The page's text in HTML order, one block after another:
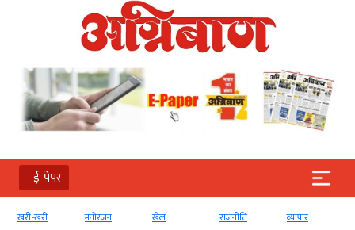
ई-पेपर
खरी-खरी मनोरंजन खेल राजनीति व्‍यापार